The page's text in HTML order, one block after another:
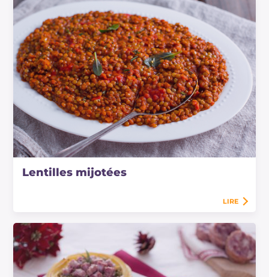
Lentilles mijotées
LIRE